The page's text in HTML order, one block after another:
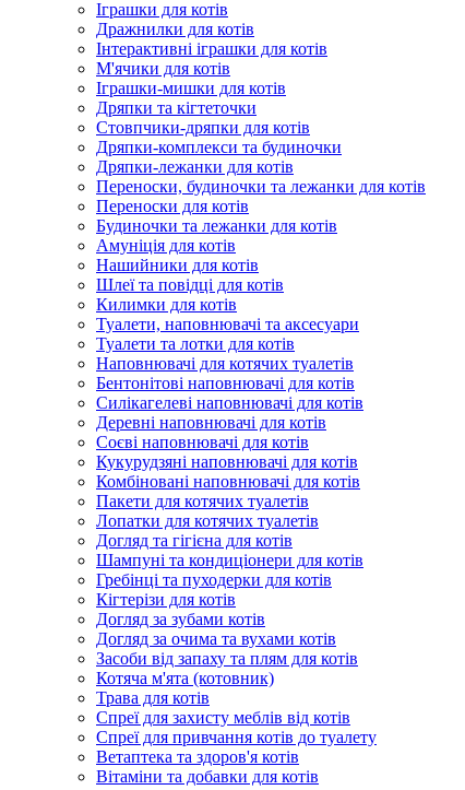
Іграшки для котів
Дражнилки для котів
Інтерактивні іграшки для котів
М'ячики для котів
Іграшки-мишки для котів
Дряпки та кігтеточки
Стовпчики-дряпки для котів
Дряпки-комплекси та будиночки
Дряпки-лежанки для котів
Переноски, будиночки та лежанки для котів
Переноски для котів
Будиночки та лежанки для котів
Амуніція для котів
Нашийники для котів
Шлеї та повідці для котів
Килимки для котів
Туалети, наповнювачі та аксесуари
Туалети та лотки для котів
Наповнювачі для котячих туалетів
Бентонітові наповнювачі для котів
Силікагелеві наповнювачі для котів
Деревні наповнювачі для котів
Соєві наповнювачі для котів
Кукурудзяні наповнювачі для котів
Комбіновані наповнювачі для котів
Пакети для котячих туалетів
Лопатки для котячих туалетів
Догляд та гігієна для котів
Шампуні та кондиціонери для котів
Гребінці та пуходерки для котів
Кігтерізи для котів
Догляд за зубами котів
Догляд за очима та вухами котів
Засоби від запаху та плям для котів
Котяча м'ята (котовник)
Трава для котів
Спреї для захисту меблів від котів
Спреї для привчання котів до туалету
Ветаптека та здоров'я котів
Вітаміни та добавки для котів